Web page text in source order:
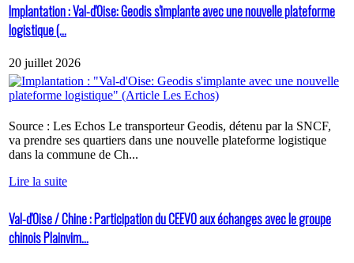
Implantation : Val-d'Oise: Geodis s'implante avec une nouvelle plateforme
logistique (...
20 juillet 2026
Source : Les Echos Le transporteur Geodis, détenu par la SNCF,
va prendre ses quartiers dans une nouvelle plateforme logistique
dans la commune de Ch...
Lire la suite
Val-d'Oise / Chine : Participation du CEEVO aux échanges avec le groupe
chinois Plainvim...